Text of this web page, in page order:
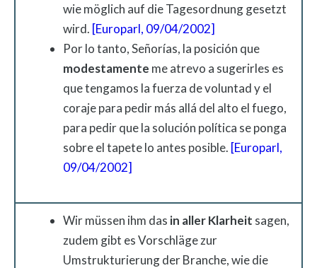
wie möglich auf die Tagesordnung gesetzt
wird. [Europarl, 09/04/2002]
Por lo tanto, Señorías, la posición que
modestamente me atrevo a sugerirles es
que tengamos la fuerza de voluntad y el
coraje para pedir más allá del alto el fuego,
para pedir que la solución política se ponga
sobre el tapete lo antes posible. [Europarl,
09/04/2002]
Wir müssen ihm das in allerKlarheit sagen,
zudem gibt es Vorschläge zur
Umstrukturierung der Branche, wie die